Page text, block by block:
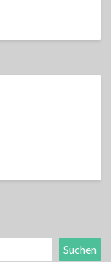
Suchen